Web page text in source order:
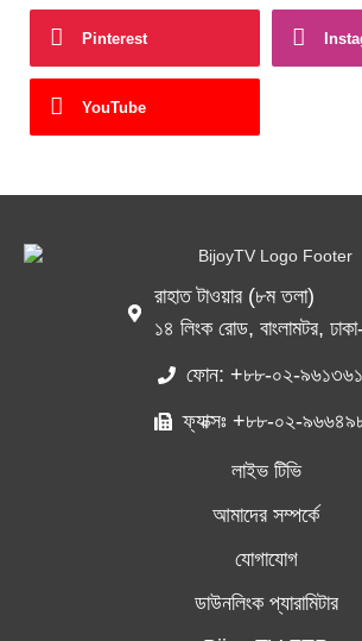
Pinterest
YouTube
রাহাত টাওয়ার (৮ম তলা)
১৪ লিংক রোড, বাংলামটর,
ফোন: +৮৮-০২-
ফ্যাক্সঃ +৮৮-০২-
লাইভ টিভি
আমাদের সম্পর্কে
যোগাযোগ
ডাউনলিংক প্যারামিটার